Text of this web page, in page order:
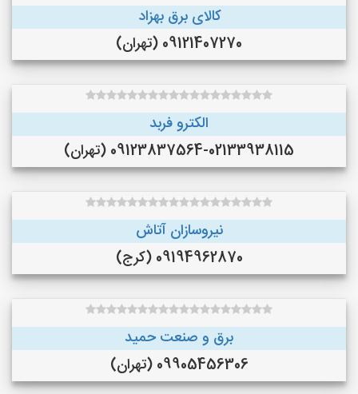
کالای برق بهزاد
09121407270 (تهران)
الکترو فربد
09123837564-02133938115 (تهران)
نیروسازان آتاش
09194962870 (کرج)
برق و صنعت حمید
09905456306 (تهران)